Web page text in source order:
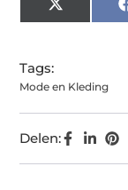
X
(Twitter)
Tags:
Mode en Kleding
Delen: